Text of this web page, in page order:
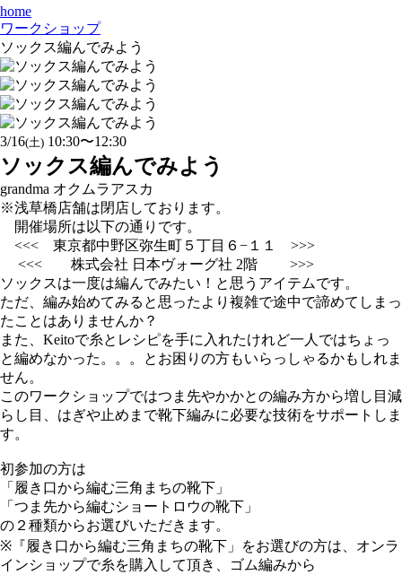
home
ワークショップ
ソックス編んでみよう
3/16(土) 10:30〜12:30
ソックス編んでみよう
grandma オクムラアスカ
※浅草橋店舗は閉店しております。
開催場所は以下の通りです。
<<< 東京都中野区弥生町５丁目６−１１ >>>
<<< 株式会社 日本ヴォーグ社 2階 >>>
ソックスは一度は編んでみたい！と思うアイテムです。
ただ、編み始めてみると思ったより複雑で途中で諦めてしまっ
たことはありませんか？
また、Keitoで糸とレシピを手に入れたけれど一人ではちょっ
と編めなかった。。。とお困りの方もいらっしゃるかもしれま
せん。
このワークショップではつま先やかかとの編み方から増し目減
らし目、はぎや止めまで靴下編みに必要な技術をサポートしま
す。
初参加の方は
「履き口から編む三角まちの靴下」
「つま先から編むショートロウの靴下」
の２種類からお選びいただきます。
※『履き口から編む三角まちの靴下」をお選びの方は、オンラ
インショップで糸を購入して頂き、ゴム編みから